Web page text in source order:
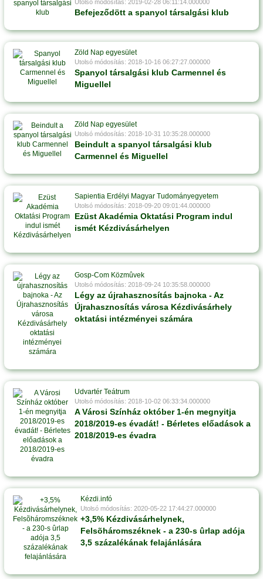
Utolsó módosítás: 2019-02-28 06:11:14.000000
Befejeződött a spanyol társalgási klub
Zöld Nap egyesület
Utolsó módosítás: 2018-10-16 06:27:27.000000
Spanyol társalgási klub Carmennel és
Miguellel
Zöld Nap egyesület
Utolsó módosítás: 2018-10-31 10:35:28.000000
Beindult a spanyol társalgási klub
Carmennel és Miguellel
Sapientia Erdélyi Magyar Tudományegyetem
Utolsó módosítás: 2018-09-20 09:01:44.000000
Ezüst Akadémia Oktatási Program indul
ismét Kézdivásárhelyen
Gosp-Com Közmûvek
Utolsó módosítás: 2018-09-24 10:35:58.000000
Légy az újrahasznosítás bajnoka - Az
Újrahasznosítás városa Kézdivásárhely
oktatási intézményei számára
Udvartér Teátrum
Utolsó módosítás: 2018-10-02 06:33:34.000000
A Városi Színház október 1-én megnyitja
2018/2019-es évadát! - Bérletes előadások a
2018/2019-es évadra
Kézdi.infó
Utolsó módosítás: 2020-05-22 17:44:27.000000
+3,5% Kézdivásárhelynek,
Felsõháromszéknek - a 230-s ûrlap adója
3,5 százalékának felajánlására